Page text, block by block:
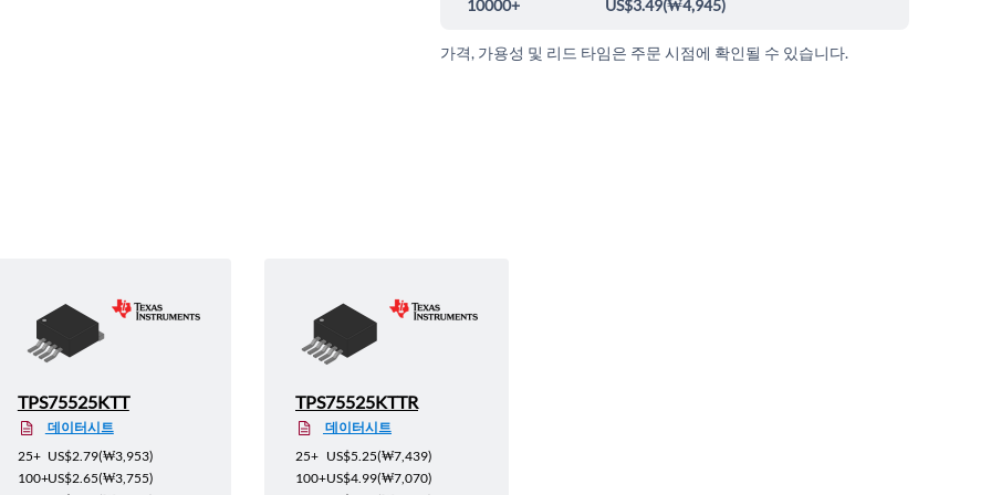
10000+ US$3.49(₩4,945)
가격, 가용성 및 리드 타임은 주문 시점에 확인될 수 있습니다.
TPS75525KTT
데이터시트
25+ US$2.79(₩3,953)
100+US$2.65(₩3,755)
TPS75525KTTR
데이터시트
25+ US$5.25(₩7,439)
100+US$4.99(₩7,070)